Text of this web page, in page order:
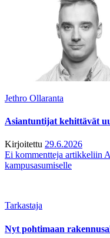
Jethro Ollaranta
Asiantuntijat kehittävät
Kirjoitettu 29.6.2026
Ei kommentteja artikkeliin
kampusasumiselle
Tarkastaja
Nyt pohtimaan